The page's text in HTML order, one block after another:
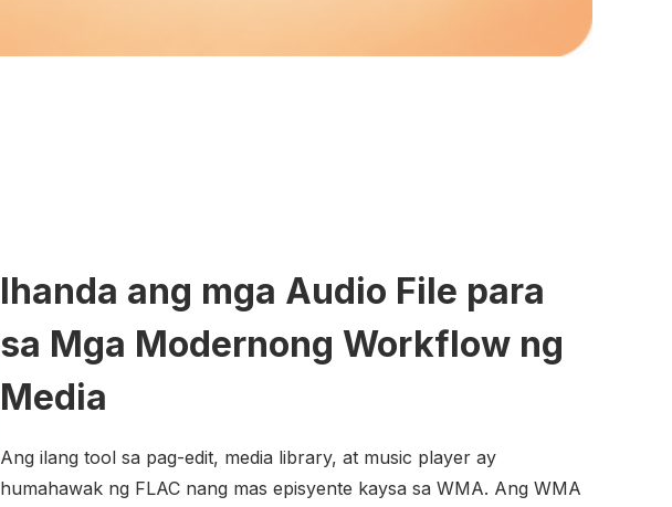
Ihanda ang mga Audio File para
sa Mga Modernong Workflow ng
Media
Ang ilang tool sa pag-edit, media library, at music player ay
humahawak ng FLAC nang mas episyente kaysa sa WMA. Ang WMA